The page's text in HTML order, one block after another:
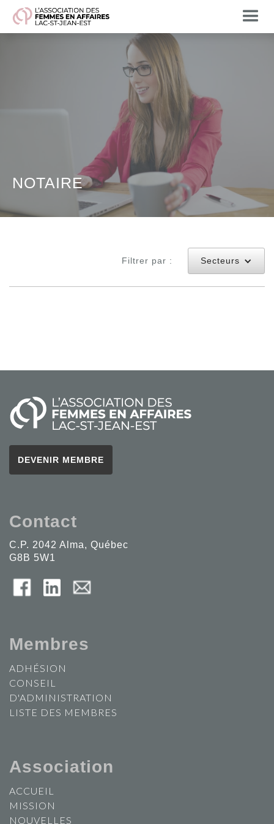
NOTAIRE
Filtrer par : Secteurs
Association
ACCUEIL
MISSION
NOUVELLES
Membres
ADHÉSION
CONSEIL
D'ADMINISTRATION
LISTE DES MEMBRES
Contact
C.P. 2042 Alma, Québec
G8B 5W1
DEVENIR MEMBRE